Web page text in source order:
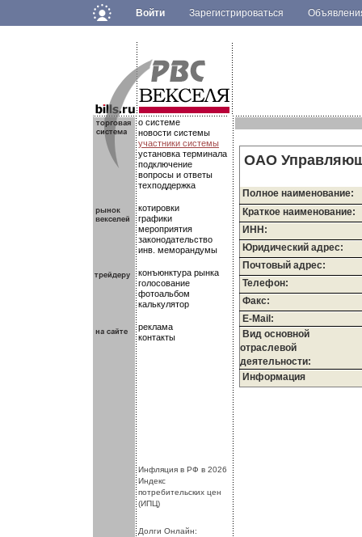
Войти Зарегистрироваться
.
.о системе
новости системы
участники системы
установка терминала
подключение
вопросы и ответы
техподдержка
котировки
графики
мероприятия
законодательство
инв. меморандумы
конъюнктура рынка
голосование
фотоальбом
калькулятор
реклама
контакты
.
ОАО
Полное наименование:
Краткое наименование:
ИНН:
Юридический адрес:
Почтовый адрес:
Телефон:
Факс:
E-Mail:
Вид основной
отраслевой
деятельности:
Информация
.Инфляция в РФ в 2026
Индекс
потребительских цен
(ИПЦ)
Долги Онлайн:
.